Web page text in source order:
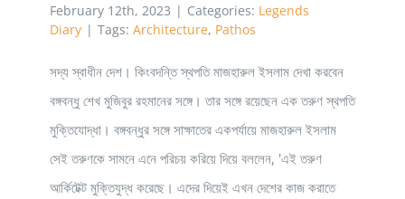
February 12th, 2023 | Categories: Legends
Diary | Tags: Architecture, Pathos
সদ্য স্বাধীন দেশ। কিংবদন্তি স্থপতি মাজহারুল ইসলাম দেখা করবেন
বঙ্গবন্ধু শেখ মুজিবুর রহমানের সঙ্গে। তার সঙ্গে রয়েছেন এক তরুণ স্থপতি
মুক্তিযোদ্ধা। বঙ্গবন্ধুর সঙ্গে সাক্ষাতের একপর্যায়ে মাজহারুল ইসলাম
সেই তরুণকে সামনে এনে পরিচয় করিয়ে দিয়ে বললেন, 'এই তরুণ
আর্কিটেক্ট মুক্তিযুদ্ধ করেছে। এদের দিয়েই এখন দেশের কাজ করাতে